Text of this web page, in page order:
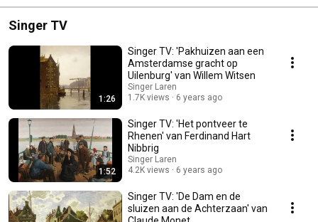
Singer TV
1:26
Singer TV: 'Pakhuizen aan een
Amsterdamse gracht op
Uilenburg' van Willem Witsen
Singer Laren
1.7K views
6 years ago
1:52
Singer TV: 'Het pontveer te
Rhenen' van Ferdinand Hart
Nibbrig
Singer Laren
4.2K views
6 years ago
Singer TV: 'De Dam en de
sluizen aan de Achterzaan' van